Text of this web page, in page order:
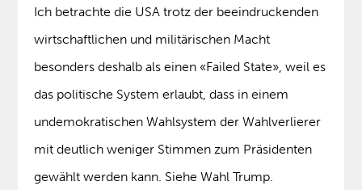
Ich betrachte die USA trotz der beeindruckenden
wirtschaftlichen und militärischen Macht
besonders deshalb als einen «Failed State», weil es
das politische System erlaubt, dass in einem
undemokratischen Wahlsystem der Wahlverlierer
mit deutlich weniger Stimmen zum Präsidenten
gewählt werden kann. Siehe Wahl Trump.